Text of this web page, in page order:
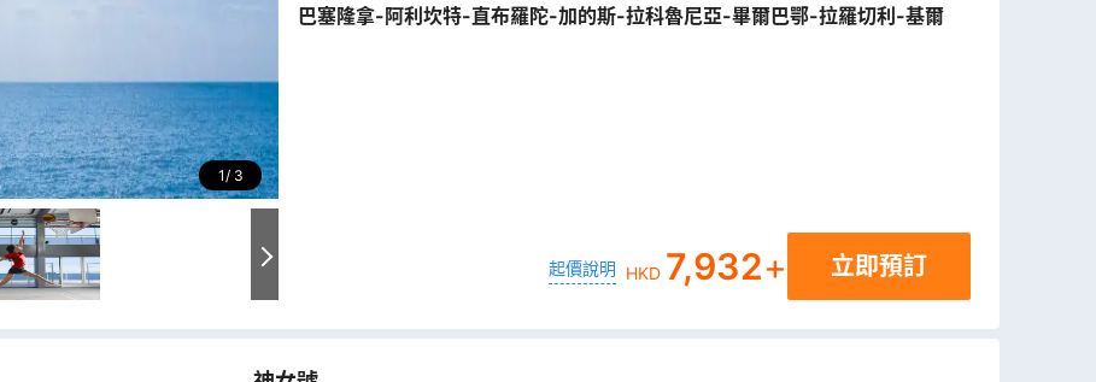
1 3
巴塞隆拿-阿利坎特-直布羅陀-加的斯-拉科魯尼亞-畢爾巴鄂-拉羅切利-基爾
起價說明 HKD 7,932+ 立即預訂